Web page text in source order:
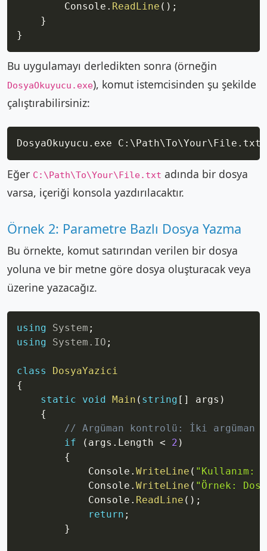
        Console
. ReadLine ( ) ;
}
}
Bu uygulamayı derledikten sonra (örneğin
DosyaOkuyucu.exe), komut istemcisinden şu şekilde
çalıştırabilirsiniz:
Copy
Eğer C:\Path\To\Your\File.txt adında bir dosya
varsa, içeriği konsola yazdırılacaktır.
Örnek 2: Parametre Bazlı Dosya Yazma
Bu örnekte, komut satırından verilen bir dosya
yoluna ve bir metne göre dosya oluşturacak veya
üzerine yazacağız.
using System ;
using
System . IO ;
class
DosyaYazici
{
static
void Main ( string [ ] args )
{
// Argüman kontrolü: İki argüman
if
( args . Length < 2 )
{
            Console
. WriteLine ( "Kullanım:
            Console
. WriteLine ( "Örnek:
            Console
. ReadLine ( ) ;
return ;
}